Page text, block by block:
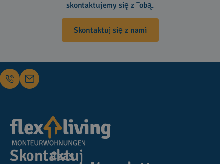
skontaktujemy się z Tobą.
Skontaktuj się z nami
Skontaktuj
Czas